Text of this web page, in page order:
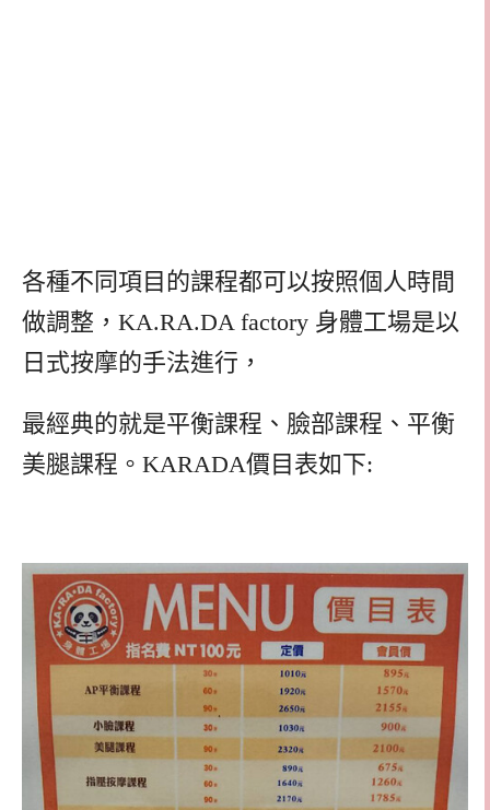
各種不同項目的課程都可以按照個人時間
做調整，KA.RA.DA factory 身體工場是以
日式按摩的手法進行，
最經典的就是平衡課程、臉部課程、平衡
美腿課程。KARADA價目表如下: